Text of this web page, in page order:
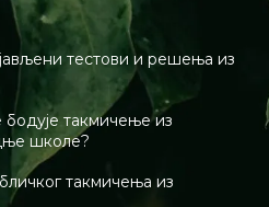
то редуце спам. Леарн хоw